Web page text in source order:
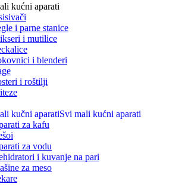
kućni aparati
i parne stanice
i mutilice
i blenderi
i roštilji
kučni aparatiSvi mali kućni aparati
za kafu
za vodu
i kuvanje na pari
za meso